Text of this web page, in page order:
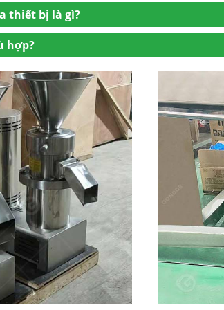
thiết bị là gì?
hạt cacao tới mức micron.
quả cao: Động cơ hiệu suất cao đảm
bằng thép không gỉ, nó chắc chắn và bền.
hợp?